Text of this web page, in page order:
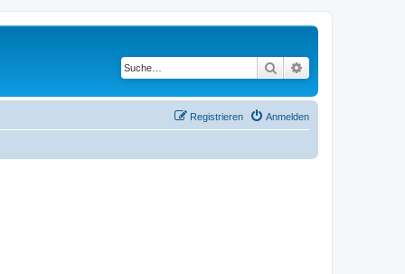
Suche
Anmelden
Registrieren